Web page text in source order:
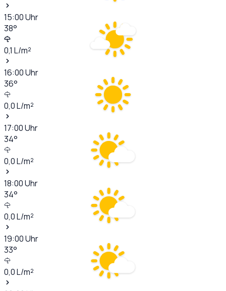
15:00Uhr
38°
0,1 L/m²
16:00Uhr
36°
0,0L/m²
17:00Uhr
34°
0,0L/m²
18:00Uhr
34°
0,0L/m²
19:00Uhr
33°
0,0L/m²